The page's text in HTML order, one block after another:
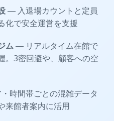
― 入退場カウントと定員
化で安全運営を支援
ム― リアルタイム在館で
。3密回避や、顧客への空
時間帯ごとの混雑データ
来館者案内に活用